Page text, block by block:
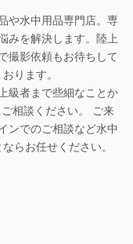
や水中用品専門店。専
みを解決します。陸上
撮影依頼もお待ちして
おります。
級者まで些細なことか
相談ください。 ご来
ンでのご相談など水中
らお任せください。